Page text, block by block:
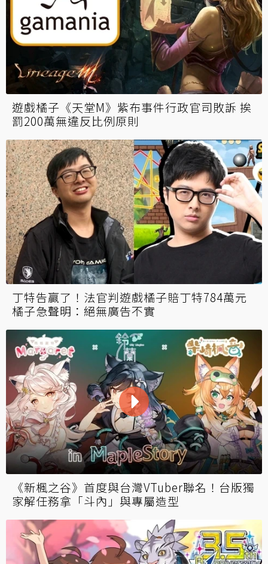
遊戲橘子《天堂M》紫布事件行政官司敗訴 挨
罰200萬無違反比例原則
丁特告贏了！法官判遊戲橘子賠丁特784萬元
橘子急聲明：絕無廣告不實
《新楓之谷》首度與台灣VTuber聯名！台版獨
家解任務拿「斗內」與專屬造型